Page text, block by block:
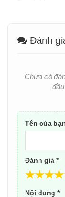
Đánh
Chưa có
Tên của
Đánh giá *
★
★
★
★
Nội dung *